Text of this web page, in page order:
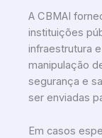
A CBMAI
instituições
infraestrutura
manipulação
segurança e
ser enviadas
Em casos